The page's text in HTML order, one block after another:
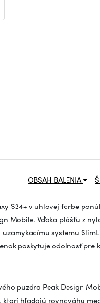
OBSAH BALENIA
S24+ v uhlovej farbe
Mobile. Vďaka plášťu z
systému
poskytuje odolnosť pre
puzdra Peak Design
ktorí hľadajú rovnováhu